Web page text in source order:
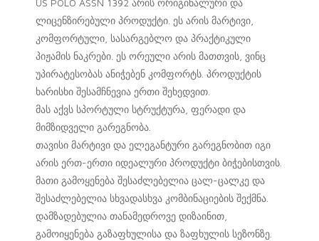
US POLO ASSN 1392 არის ორიგინალური და
ლიცენზირებული პროდუქტი. ეს არის მარტივი,
კომფორტული, სასარგებლო და პრაქტიკული
პიჟამის ნაკრები. ეს ორეული არის მათთვის, ვინც
უპირატესობას ანიჭებენ კომფორტს. პროდუქტის
ხარისხი შესამჩნევია ერთი შეხედვით.
მას აქვს სპორტული სტრუქტურა, ფერადი და
მიმზიდველი გარეგნობა.
თავისი მარტივი და ელეგანტური გარეგნობით იგი
არის ერთ-ერთი იდეალური პროდუქტი ბიჭებისთვის.
მათი გამოყენება შესაძლებელია ცალ-ცალკე და
შესაძლებელია სხვადასხვა კომბინაციების შექმნა.
დამზადებულია თანამედროვე დიზაინით,
გამოიყენება გაზაფხულისა და ზაფხულის სეზონზე.